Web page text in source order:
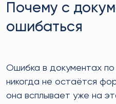
Почему с
ошибаться
Ошибка в документах по
никогда не остаётся
она всплывает уже на